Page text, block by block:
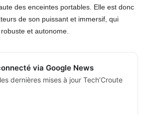
des enceintes portables. Elle est donc
de son puissant et immersif, qui
et autonome.
via Google News
dernières mises à jour Tech’Croute